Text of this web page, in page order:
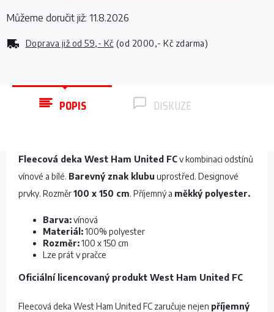
Doprava již od 59,- Kč (od 2000,- Kč zdarma)
Můžeme doručit již: 11.8.2026
POPIS DISKUZE
Fleecová deka West Ham United FCv kombinaci odstínů
vínové a bílé. Barevný znak klubu uprostřed. Designové
prvky. Rozměr100 x 150 cm. Příjemný a měkký polyester.
Barva:vínová
Materiál:100% polyester
Rozměr:100 x 150 cm
Lze prát v pračce
Oficiální licencovaný produkt West Ham United FC
Fleecová deka West Ham United FC zaručuje nejen příjemný